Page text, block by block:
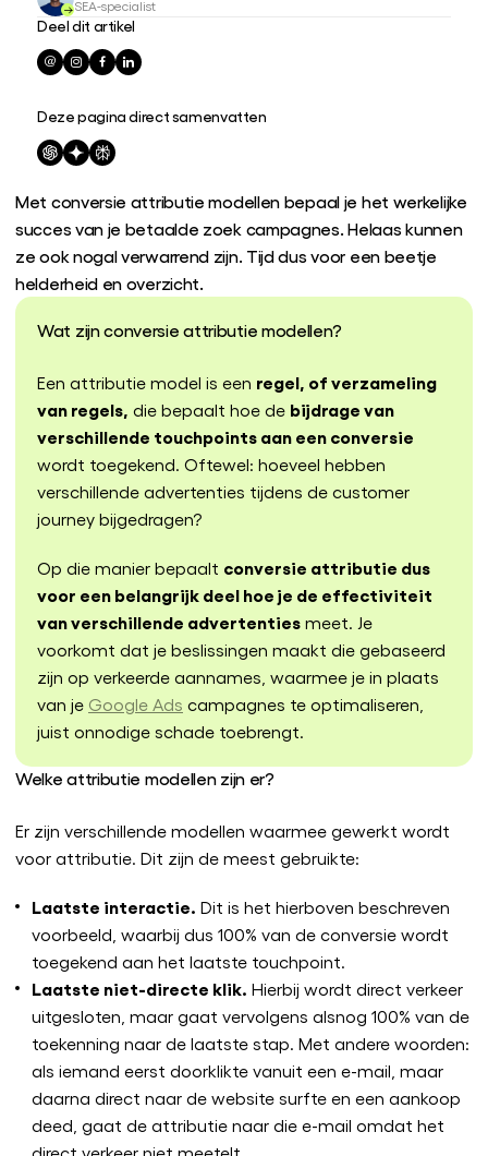
SEA-specialist
Deel dit artikel
Deze pagina direct samenvatten
Met conversie attributie modellen bepaal je het werkelijke
succes van je betaalde zoek campagnes. Helaas kunnen
ze ook nogal verwarrend zijn. Tijd dus voor een beetje
helderheid en overzicht.
Wat zijn conversie attributie modellen?
Een attributie model is een regel, of verzameling
van regels, die bepaalt hoe de bijdrage van
verschillende touchpoints aan een conversie
wordt toegekend. Oftewel: hoeveel hebben
verschillende advertenties tijdens de customer
journey bijgedragen?
Op die manier bepaalt conversie attributie dus
voor een belangrijk deel hoe je de effectiviteit
van verschillende advertenties meet. Je
voorkomt dat je beslissingen maakt die gebaseerd
zijn op verkeerde aannames, waarmee je in plaats
van je Google Ads campagnes te optimaliseren,
juist onnodige schade toebrengt.
Welke attributie modellen zijn er?
Er zijn verschillende modellen waarmee gewerkt wordt
voor attributie. Dit zijn de meest gebruikte:
Laatste interactie. Dit is het hierboven beschreven
voorbeeld, waarbij dus 100% van de conversie wordt
toegekend aan het laatste touchpoint.
Laatste niet-directe klik. Hierbij wordt direct verkeer
uitgesloten, maar gaat vervolgens alsnog 100% van de
toekenning naar de laatste stap. Met andere woorden:
als iemand eerst doorklikte vanuit een e-mail, maar
daarna direct naar de website surfte en een aankoop
deed, gaat de attributie naar die e-mail omdat het